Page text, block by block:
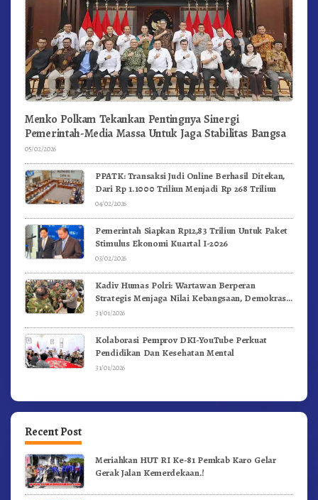
Menko Polkam Tekankan Pentingnya Sinergi
Pemerintah-Media Massa Untuk Jaga Stabilitas Bangsa
05/02/2026
PPATK: Transaksi Judi Online Berhasil Ditekan,
Dari Rp 1.1000 Triliun Menjadi Rp 268 Triliun
04/02/2026
Pemerintah Siapkan Rp12,83 Triliun Untuk Paket
Stimulus Ekonomi Kuartal I-2026
03/02/2026
Kadiv Humas Polri: Wartawan Berperan
Strategis Menjaga Nilai Kebangsaan, Demokrasi,
dan NKRI
31/01/2026
Kolaborasi Pemprov DKI-YouTube Perkuat
Pendidikan Dan Kesehatan Mental
31/01/2026
Recent Post
Meriahkan HUT RI Ke-81 Pemkab Karo Gelar
Gerak Jalan Kemerdekaan.!